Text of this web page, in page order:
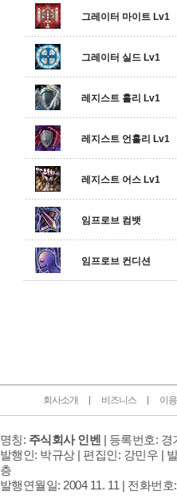
그레이터 마이트 Lv1
그레이터 실드 Lv1
레지스트 홀리 Lv1
레지스트 언홀리 Lv1
레지스트 어스 Lv1
임프로브 컴뱃
임프로브 컨디션
회사소개 비즈니스 이
명칭: 주식회사 인벤 | 등록번호: 경
발행인: 박규상 | 편집인: 강민우 |
층
발행연월일: 2004 11. 11 | 전화번호